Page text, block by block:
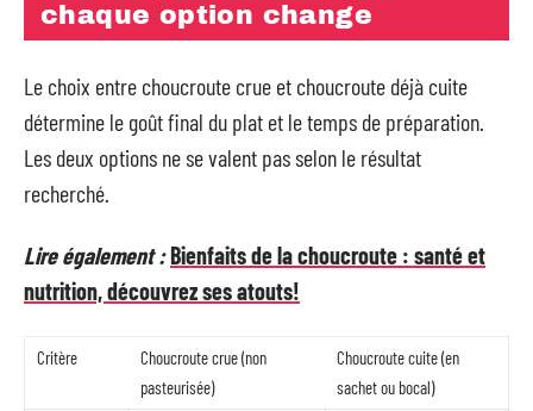
chaque option change
Le choix entre choucroute crue et choucroute déjà cuite
détermine le goût final du plat et le temps de préparation.
Les deux options ne se valent pas selon le résultat
recherché.
Lire également :Bienfaits de la choucroute : santé et
nutrition, découvrez ses atouts!
Critère
Choucroute crue (non
pasteurisée)
Choucroute cuite (en
sachet ou bocal)